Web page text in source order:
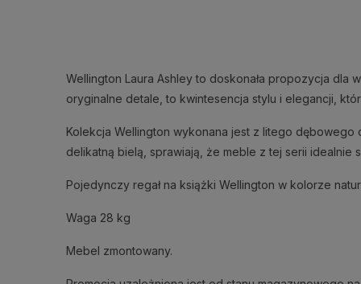
Wellington Laura Ashley to doskonała propozycja dla
oryginalne detale, to kwintesencja stylu i elegancji,
Kolekcja Wellington wykonana jest z litego
delikatną bielą, sprawiają, że meble z tej serii idealnie
Pojedynczy regał na książki Wellington w kolorze
Waga 28 kg
Mebel zmontowany.